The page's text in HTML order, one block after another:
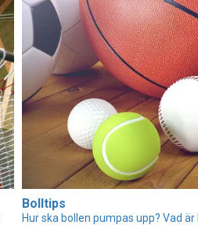
Bolltips
Hur ska bollen pumpas upp? Vad